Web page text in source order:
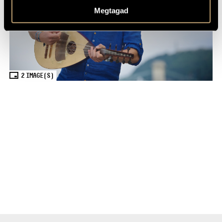
Megtagad
2 IMAGE(S)